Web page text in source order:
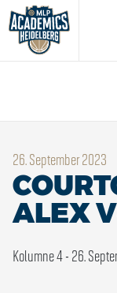
26. September 2023
ALEX
Kolumne 4 - 26.